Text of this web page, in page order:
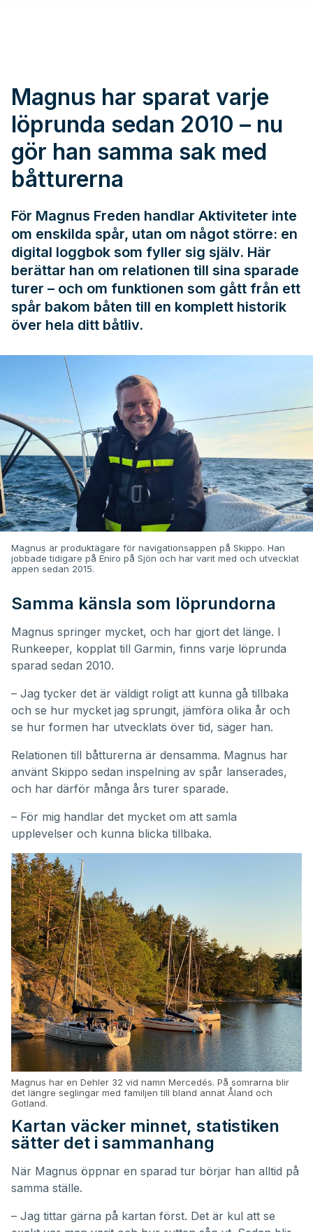
Magnus har sparat varje
löprunda sedan 2010 – nu
gör han samma sak med
båtturerna
För Magnus Freden handlar Aktiviteter inte
om enskilda spår, utan om något större: en
digital loggbok som fyller sig själv. Här
berättar han om relationen till sina sparade
turer – och om funktionen som gått från ett
spår bakom båten till en komplett historik
över hela ditt båtliv.
Magnus är produktägare för navigationsappen på Skippo. Han
jobbade tidigare på Eniro på Sjön och har varit med och utvecklat
appen sedan 2015.
Samma känsla som löprundorna
Magnus springer mycket, och har gjort det länge. I
Runkeeper, kopplat till Garmin, finns varje löprunda
sparad sedan 2010.
– Jag tycker det är väldigt roligt att kunna gå tillbaka
och se hur mycket jag sprungit, jämföra olika år och
se hur formen har utvecklats över tid, säger han.
Relationen till båtturerna är densamma. Magnus har
använt Skippo sedan inspelning av spår lanserades,
och har därför många års turer sparade.
– För mig handlar det mycket om att samla
upplevelser och kunna blicka tillbaka.
Magnus har en Dehler 32 vid namn Mercedés. På somrarna blir
det längre seglingar med familjen till bland annat Åland och
Gotland.
Kartan väcker minnet, statistiken
sätter det i sammanhang
När Magnus öppnar en sparad tur börjar han alltid på
samma ställe.
– Jag tittar gärna på kartan först. Det är kul att se